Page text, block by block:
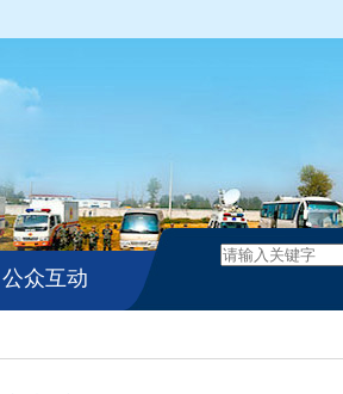
公众互动